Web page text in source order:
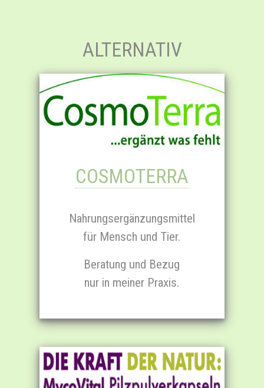
ALTERNATIV
COSMO­TERRA
Nahrungs­ergänzungs­mittel
für Mensch und Tier.
Beratung und Bezug
nur in meiner Praxis.